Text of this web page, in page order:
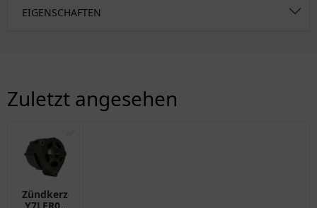
EIGENSCHAFTEN
Zuletzt angesehen
✅
Zündkerze
Y7LER02